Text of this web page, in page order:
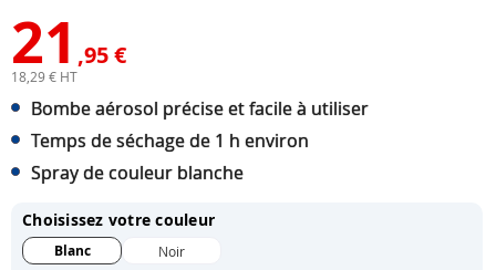
21 ,95 €
18,29 € HT
Bombe aérosol précise et facile à utiliser
Temps de séchage de 1 h environ
Spray de couleur blanche
Choisissez votre couleur
Blanc Noir